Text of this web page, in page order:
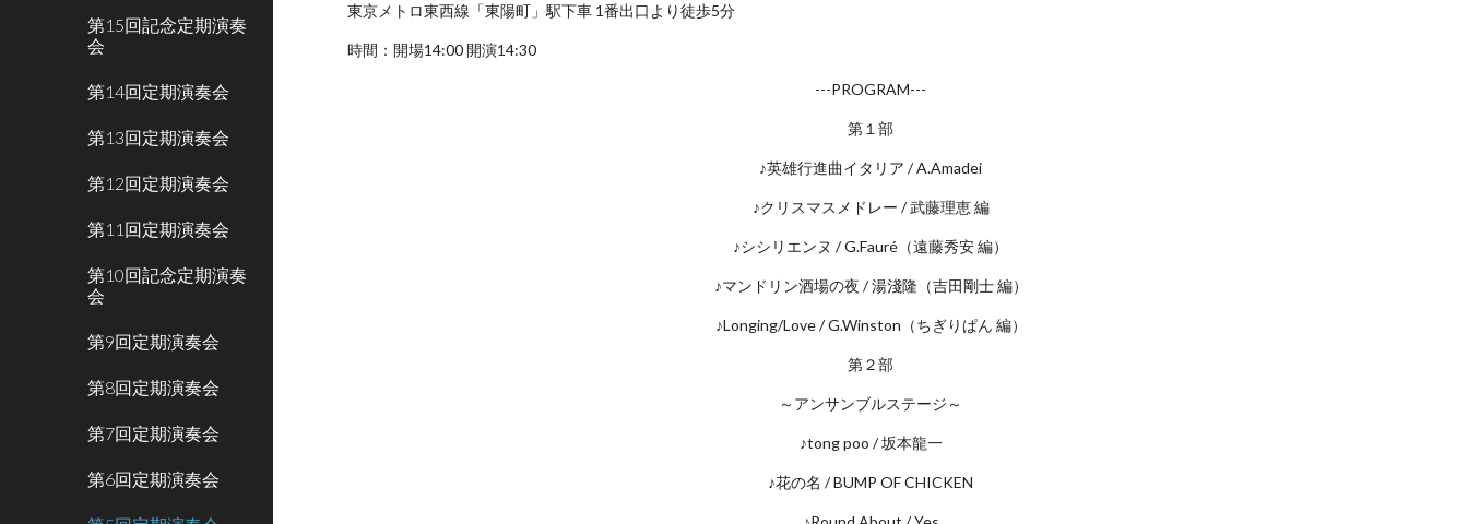
第15回記念定期演奏
会
第14回定期演奏会
第13回定期演奏会
第12回定期演奏会
第11回定期演奏会
第10回記念定期演奏
会
第9回定期演奏会
第8回定期演奏会
第7回定期演奏会
第6回定期演奏会
東京メトロ東西線「東陽町」駅下車 1番出口より徒歩5分
時間：開場14:00 開演14:30
---PROGRAM---
第１部
♪英雄行進曲イタリア / A.Amadei
♪クリスマスメドレー / 武藤理恵 編
♪シシリエンヌ / G.Fauré（遠藤秀安 編）
♪マンドリン酒場の夜 / 湯淺隆（吉田剛士 編）
♪Longing/Love / G.Winston（ちぎりぱん 編）
第２部
～アンサンブルステージ～
♪tong poo / 坂本龍一
♪花の名 / BUMP OF CHICKEN